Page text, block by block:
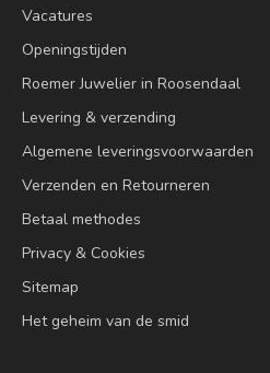
Vacatures
Openingstijden
Roemer Juwelier in Roosendaal
Levering & verzending
Algemene leveringsvoorwaarden
Verzenden en Retourneren
Betaal methodes
Privacy & Cookies
Sitemap
Het geheim van de smid